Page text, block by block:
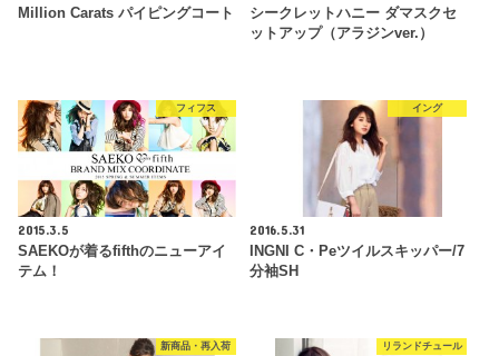
Million Carats パイピングコート
シークレットハニー ダマスクセ
ットアップ（アラジンver.）
フィフス
2015.3.5
SAEKOが着るfifthのニューアイ
テム！
イング
2016.5.31
INGNI C・Peツイルスキッパー/7
分袖SH
新商品・再入荷 リランドチュール